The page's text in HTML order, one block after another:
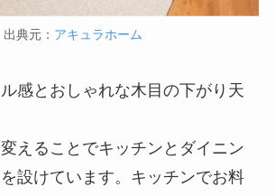
出典元： アキュラホーム
感とおしゃれな木目の下がり天
えることでキッチンとダイニン
設けています。キッチンでお料